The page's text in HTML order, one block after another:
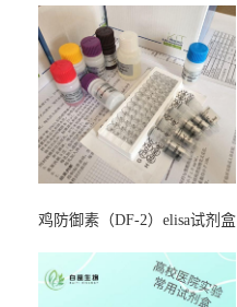
鸡防御素（DF-2）elisa试剂盒